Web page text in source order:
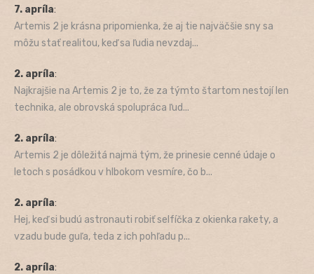
7. apríla:
Artemis 2 je krásna pripomienka, že aj tie najväčšie sny sa
môžu stať realitou, keď sa ľudia nevzdaj...
2. apríla:
Najkrajšie na Artemis 2 je to, že za týmto štartom nestojí len
technika, ale obrovská spolupráca ľud...
2. apríla:
Artemis 2 je dôležitá najmä tým, že prinesie cenné údaje o
letoch s posádkou v hlbokom vesmíre, čo b...
2. apríla:
Hej, keď si budú astronauti robiť selfíčka z okienka rakety, a
vzadu bude guľa, teda z ich pohľadu p...
2. apríla: